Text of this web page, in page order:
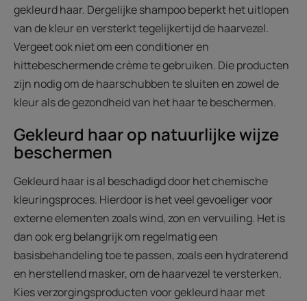
gekleurd haar. Dergelijke shampoo beperkt het uitlopen
van de kleur en versterkt tegelijkertijd de haarvezel.
Vergeet ook niet om een conditioner en
hittebeschermende crème te gebruiken. Die producten
zijn nodig om de haarschubben te sluiten en zowel de
kleur als de gezondheid van het haar te beschermen.
Gekleurd haar op natuurlijke wijze
beschermen
Gekleurd haar is al beschadigd door het chemische
kleuringsproces. Hierdoor is het veel gevoeliger voor
externe elementen zoals wind, zon en vervuiling. Het is
dan ook erg belangrijk om regelmatig een
basisbehandeling toe te passen, zoals een hydraterend
en herstellend masker, om de haarvezel te versterken.
Kies verzorgingsproducten voor gekleurd haar met